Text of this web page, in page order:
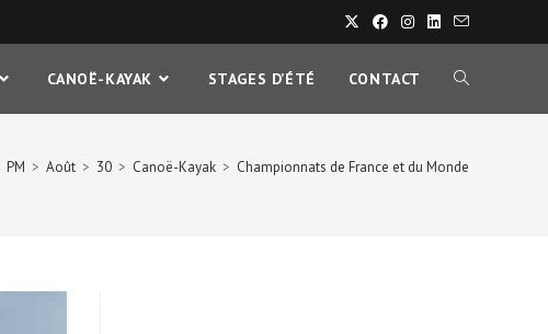
CANOË-KAYAK STAGES D’ÉTÉ CONTACT
PM > Août > 30 > Canoë-Kayak > Championnats de France et du Monde